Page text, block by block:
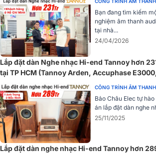
➣ Tham khảo:Bảng Giá Đầu Accuphase
Đánh giá thiết kế Đầu CD
Đầu CD AccuphaseDP750 được thiết kế với
làm từ gỗ cao cấp tạo nên sự sang trọng,
dễ dàng phù hợp với màu sắc nội thất và
mặt trước phủ lớp sơn vàng ánh kim giúp
thẩm mỹ.
Bạn đang tìm kiếm
nghiệm âm thanh
tại nhà...
24/04/2026
Lắp đặt dàn Nghe nhạc Hi-end Tannoy hơn
tại TP HCM (Tannoy Arden, Accuphase
CÔNG TRÌNH ÂM
Bảo Châu Elec tự
án lắp đặt dàn nghe
25/11/2025
Lắp đặt dàn nghe nhạc Hi-end Tannoy hơn